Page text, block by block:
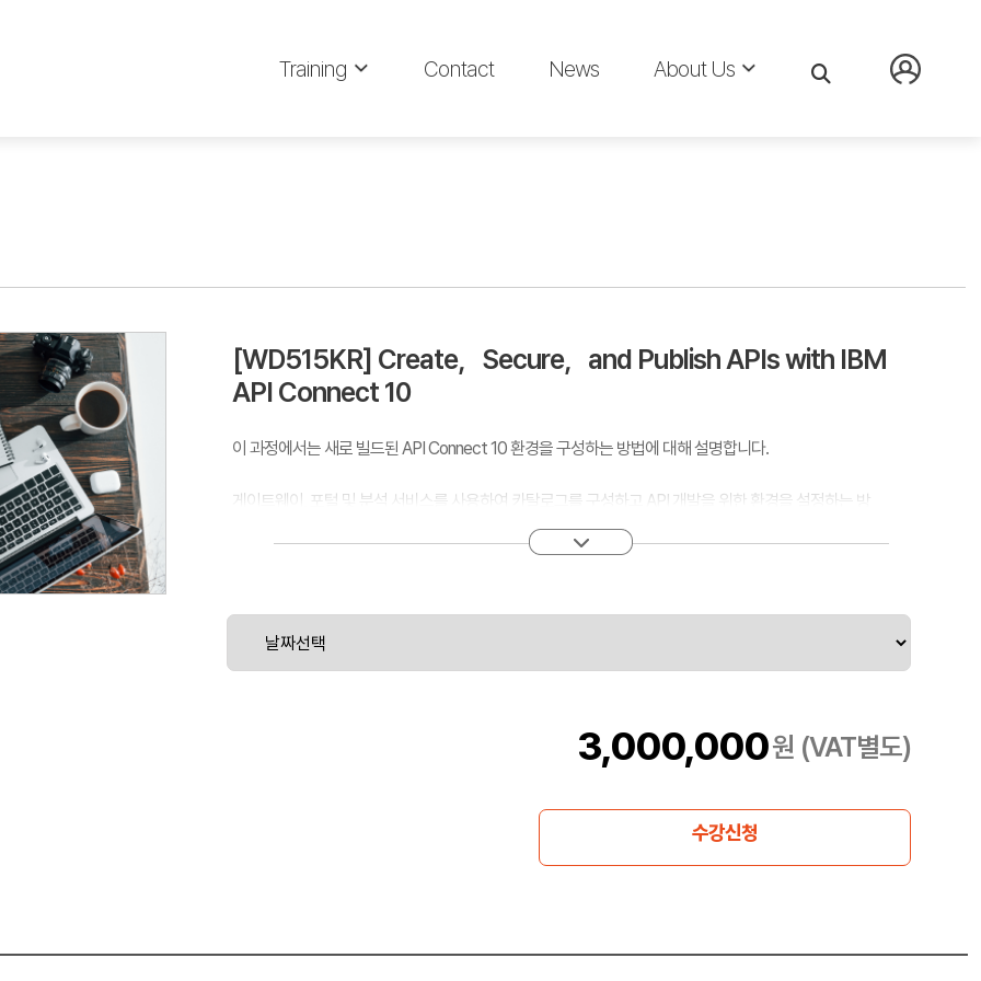
Training Contact News About Us
[WD515KR] Create，Secure，and Publish APIs with IBM
API Connect 10
이 과정에서는 새로 빌드된 API Connect 10 환경을 구성하는 방법에 대해 설명합니다.
게이트웨이, 포털 및 분석 서비스를 사용하여 카탈로그를 구성하고 API 개발을 위한 환경을 설정하는 방
법을 학습합니다. 그런 다음 OpenAPI 사양에 따라 API 인터페이스를 정의합니다. GraphQL API와 함께
SOAP 및 REST 기반 API를 빌드합니다. 메시지 처리 정책을 어셈블하고 API 정의에서 OAuth 2.0과 같
API를 빌드하고 테스트한 후 API를 공개하고 개발자 포털에서 사용할 수 있도록 합니다. API Manager
직을 관리하는 방법도 학습합니다. 개발자 포털에서 API에 대한 액세스를 제공하는 이용자 조직에 구성
원을 추가하는 방법을 학습합니다. 개발자 포털의 레이아웃을 사용자 정의할 수 있는 방법을 학습합니다.
마지막으로, 보안 게이트웨이에서 API를 호출하고 API 사용량에 대한 그래프와 지표를 확인합니다.
3,000,000원 (VAT별도)
수강신청